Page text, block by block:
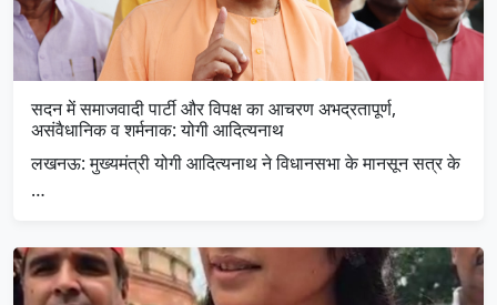
सदन में समाजवादी पार्टी और विपक्ष का आचरण अभद्रतापूर्ण,
असंवैधानिक व शर्मनाक: योगी आदित्यनाथ
लखनऊ: मुख्यमंत्री योगी आदित्यनाथ ने विधानसभा के मानसून सत्र के
…